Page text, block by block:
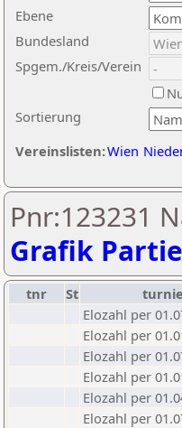
Ebene
Sortierung
Bundesland
Spgem./Kreis/Verein
Vereinslisten:Wien
Pnr:123231
Grafik
tnr St
Elozahl per
Elozahl per
Elozahl per
Elozahl per
Elozahl per
Elozahl per